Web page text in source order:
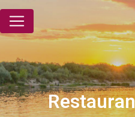
Panneau de gestion des